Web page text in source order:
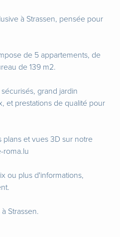
à Strassen, pensée pour
de 5 appartements, de
de 139 m2.
grand jardin
et prestations de qualité pour
et vues 3D sur notre
roma.lu
ou plus d'informations,
Strassen.